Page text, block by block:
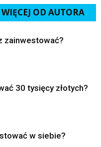
WIĘCEJ OD AUTORA
zainwestować?
30 tysięcy złotych?
w siebie?